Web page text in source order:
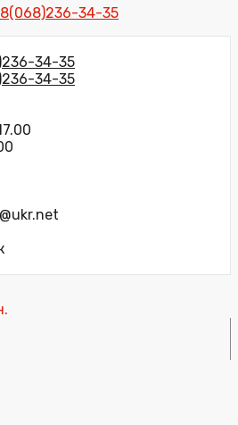
34-35
34-35
34-35